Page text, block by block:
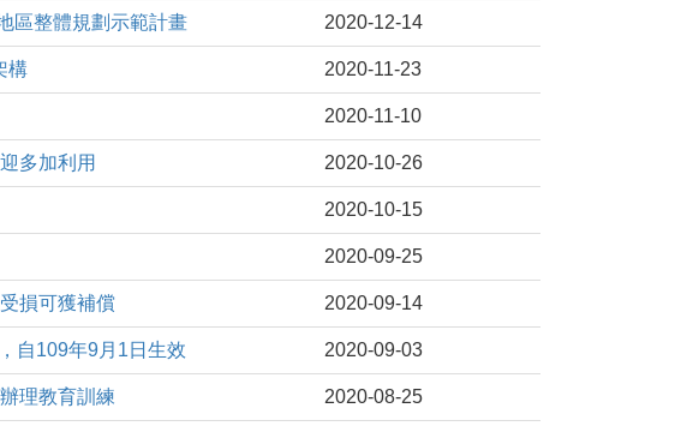
區整體規劃示範計畫 2020-12-14
構 2020-11-23
2020-11-10
多加利用 2020-10-26
2020-10-15
2020-09-25
損可獲補償 2020-09-14
自109年9月1日生效 2020-09-03
理教育訓練 2020-08-25